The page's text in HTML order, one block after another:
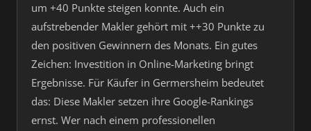
um +40 Punkte steigen konnte. Auch ein
aufstrebender Makler gehört mit ++30 Punkte zu
den positiven Gewinnern des Monats. Ein gutes
Zeichen: Investition in Online-Marketing bringt
Ergebnisse. Für Käufer in Germersheim bedeutet
das: Diese Makler setzen ihre Google-Rankings
ernst. Wer nach einem professionellen